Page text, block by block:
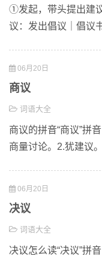
①发起，带头提出建
议：发出倡议｜倡议
06月20日
商议
词语大全
商议的拼音“商议”拼
商量讨论。2.犹建议
06月20日
决议
词语大全
决议怎么读“决议”拼